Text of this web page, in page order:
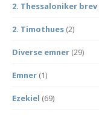
2. Thessaloniker brev
2. Timothues (2)
Diverse emner (29)
Emner (1)
Ezekiel (69)